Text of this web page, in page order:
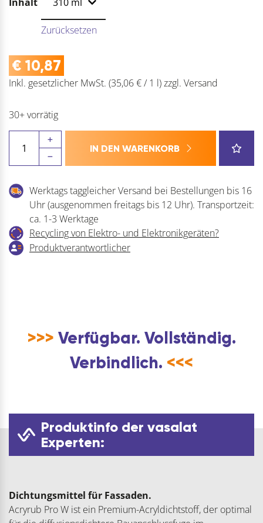
Zurücksetzen
€ 10,87
Inkl. gesetzlicher MwSt. (35,06 € / 1 l)zzgl. Versand
30+ vorrätig
Bauanschlussfugenacryl
-
PRO
Menge
IN DEN WARENKORB
Werktags taggleicher Versand bei Bestellungen bis 16
Uhr (ausgenommen freitags bis 12 Uhr). Transportzeit:
ca. 1-3 Werktage
Recycling von Elektro- und Elektronikgeräten?
Produktverantwortlicher
>>> Verfügbar. Vollständig.
Verbindlich. <<<
Produktinfo der vasalat
Experten:
Dichtungsmittel für Fassaden.
Acryrub Pro W ist ein Premium-Acryldichtstoff, der optimal